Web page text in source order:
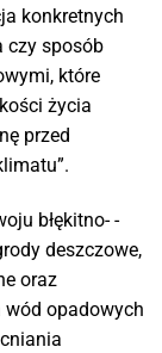
konkretnych
czy sposób
które
życia
przed
błękitno- -
deszczowe,
oraz
opadowych